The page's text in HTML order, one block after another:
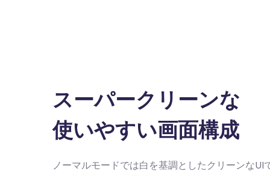
スーパークリーンな
使いやすい画面構成
ノーマルモードでは白を基調としたクリーンなUI